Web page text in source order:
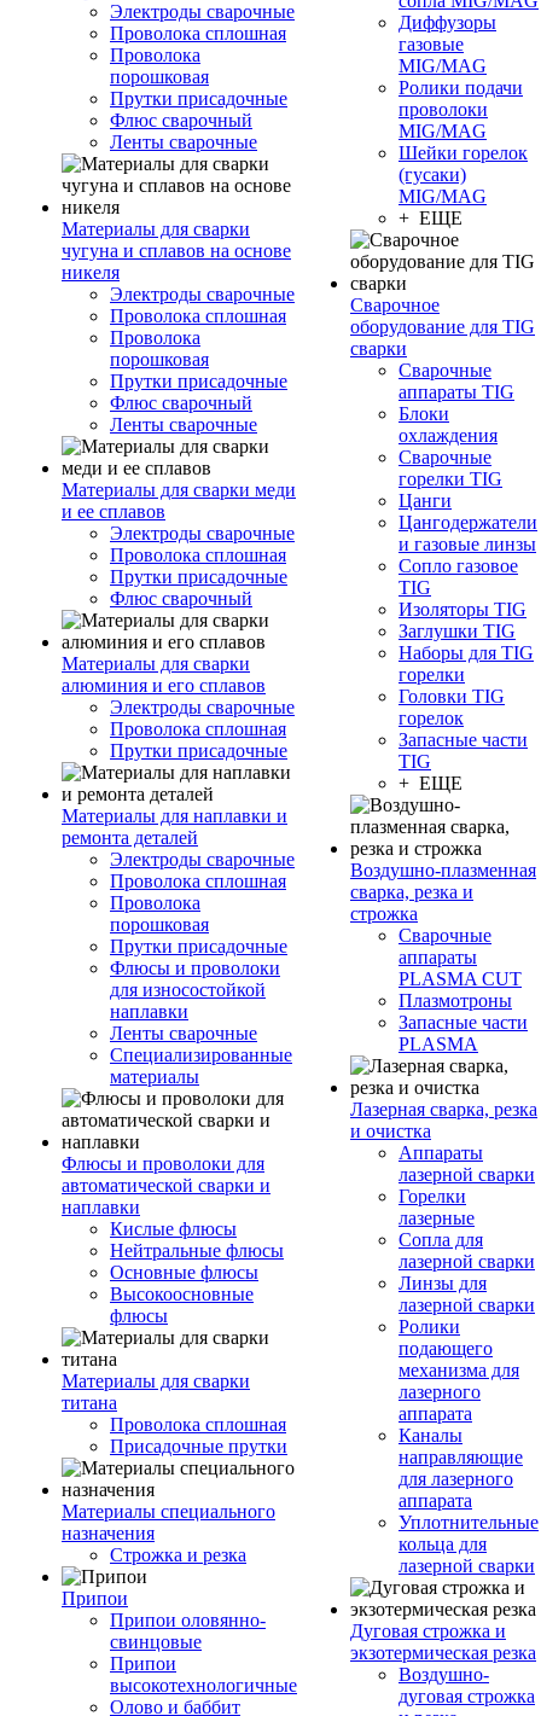
Электроды сварочные
Проволока сплошная
Проволока
порошковая
Прутки присадочные
Флюс сварочный
Ленты сварочные
Материалы для сварки
чугуна и сплавов на основе
никеля
Электроды сварочные
Проволока сплошная
Проволока
порошковая
Прутки присадочные
Флюс сварочный
Ленты сварочные
Материалы для сварки меди
и ее сплавов
Электроды сварочные
Проволока сплошная
Прутки присадочные
Флюс сварочный
Материалы для сварки
алюминия и его сплавов
Электроды сварочные
Проволока сплошная
Прутки присадочные
Материалы для наплавки и
ремонта деталей
Электроды сварочные
Проволока сплошная
Проволока
порошковая
Прутки присадочные
Флюсы и проволоки
для износостойкой
наплавки
Ленты сварочные
Специализированные
материалы
Флюсы и проволоки для
автоматической сварки и
наплавки
Кислые флюсы
Нейтральные флюсы
Основные флюсы
Высокоосновные
флюсы
Материалы для сварки
титана
Проволока сплошная
Присадочные прутки
Материалы специального
назначения
Строжка и резка
Припои
Припои оловянно-
свинцовые
Припои
высокотехнологичные
Олово и баббит
Диффузоры
газовые
MIG/MAG
Ролики подачи
проволоки
MIG/MAG
Шейки горелок
(гусаки)
MIG/MAG
+ ЕЩЕ
Сварочное
оборудование для TIG
сварки
Сварочные
аппараты TIG
Блоки
охлаждения
Сварочные
горелки TIG
Цанги
Цангодержатели
и газовые линзы
Сопло газовое
TIG
Изоляторы TIG
Заглушки TIG
Наборы для TIG
горелки
Головки TIG
горелок
Запасные части
TIG
+ ЕЩЕ
Воздушно-плазменная
сварка, резка и
строжка
Сварочные
аппараты
PLASMA CUT
Плазмотроны
Запасные части
PLASMA
Лазерная сварка, резка
и очистка
Аппараты
лазерной сварки
Горелки
лазерные
Сопла для
лазерной сварки
Линзы для
лазерной сварки
Ролики
подающего
механизма для
лазерного
аппарата
Каналы
направляющие
для лазерного
аппарата
Уплотнительные
кольца для
лазерной сварки
Дуговая строжка и
экзотермическая резка
Воздушно-
дуговая строжка